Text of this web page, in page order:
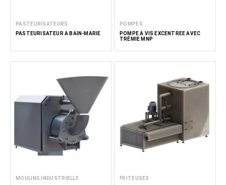
PASTEURISATEURS
PASTEURISATEUR À BAIN-MARIE
POMPES
POMPE À VIS EXCENTRÉE AVEC
TRÉMIE MNP
MOULINS INDUSTRIELLE
FRITEUSES